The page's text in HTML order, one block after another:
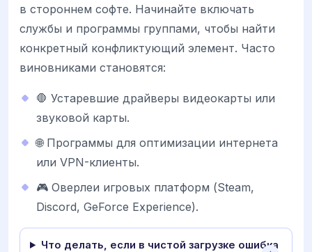
в стороннем софте. Начинайте включать
службы и программы группами, чтобы найти
конкретный конфликтующий элемент. Часто
виновниками становятся:
🛑 Устаревшие драйверы видеокарты или
звуковой карты.
🌐 Программы для оптимизации интернета
или VPN-клиенты.
🎮 Оверлеи игровых платформ (Steam,
Discord, GeForce Experience).
Что делать, если в чистой загрузке ошибка